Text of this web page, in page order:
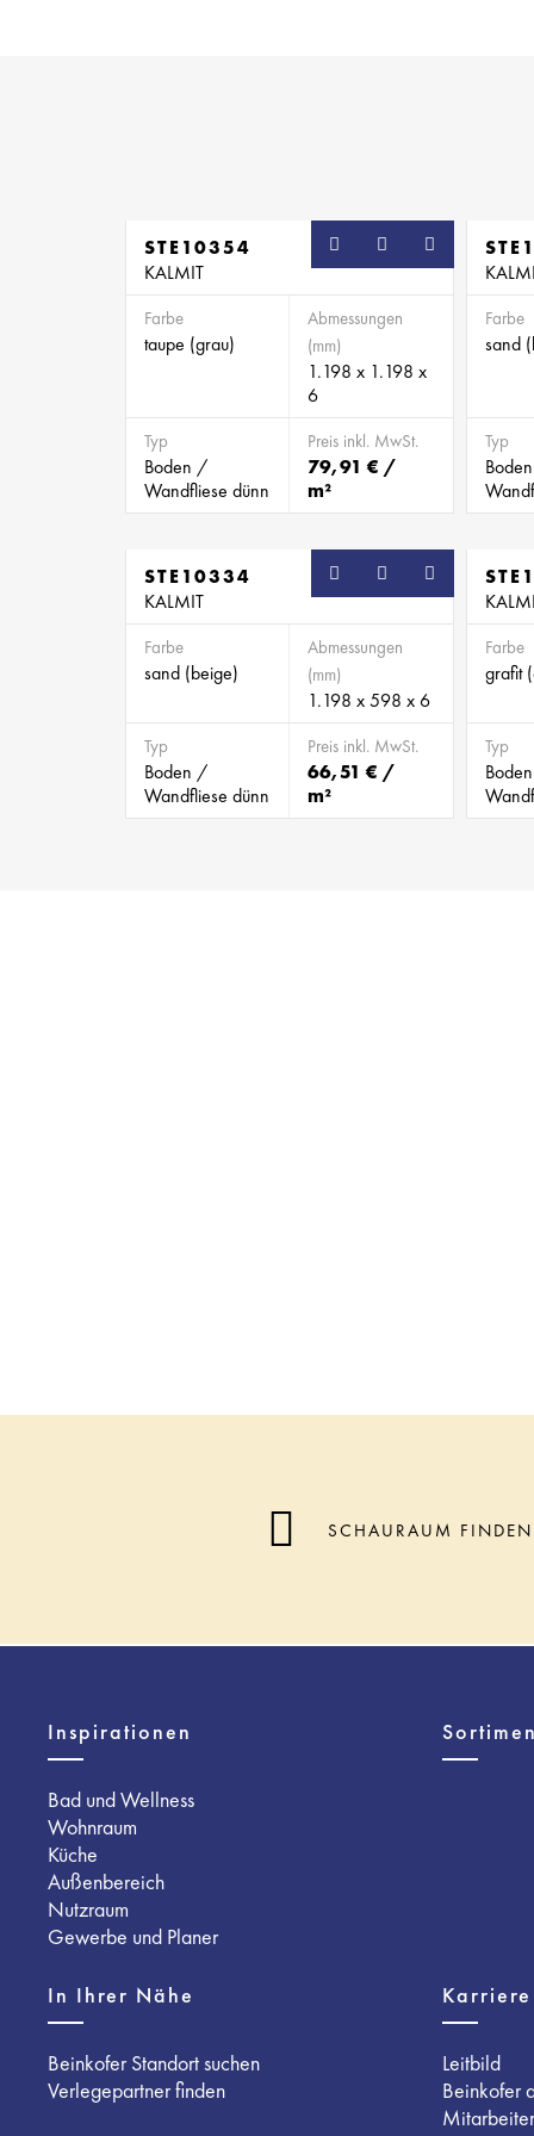
STE10354
KALMIT
Farbe
taupe (grau)
Abmessungen
(mm)
1.198 x 1.198 x
6
Typ
Boden /
Wandfliese dünn
Preis inkl. MwSt.
79,91 € /
m²
Farbe
sand
Typ
STE10334
KALMIT
Farbe
sand (beige)
Abmessungen
(mm)
1.198 x 598 x 6
Typ
Boden /
Wandfliese dünn
Preis inkl. MwSt.
66,51 € /
m²
Farbe
grafit
Typ
SCHAURAUM FINDEN
Inspirationen
Bad und Wellness
Wohnraum
Küche
Außenbereich
Nutzraum
Gewerbe und Planer
In Ihrer Nähe
Beinkofer Standort suchen
Verlegepartner finden
Karriere
Leitbild
Beinkofer